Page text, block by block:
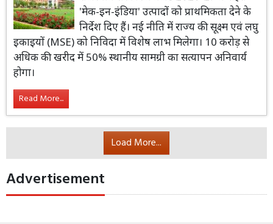
16 Jun 2026 18:35:42 ByJaipur NM
राजस्थान सरकार ने बजट 2026-27 के तहत
'मेक-इन-इंडिया' उत्पादों को प्राथमिकता देने के
इकाइयों (MSE) को निविदा में विशेष लाभ मिलेगा। 10 करोड़ से
अधिक की खरीद में 50% स्थानीय सामग्री का सत्यापन अनिवार्य
होगा।